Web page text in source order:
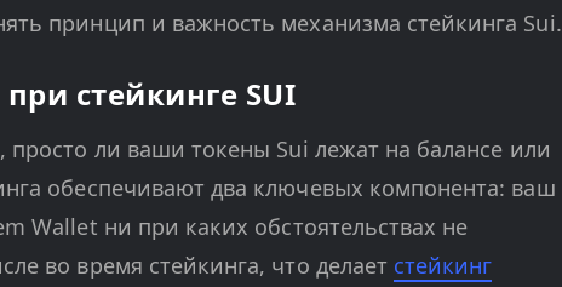
принцип и важность механизма стейкинга Sui.
стейкинге SUI
ли ваши токены Sui лежат на балансе или
обеспечивают два ключевых компонента: ваш
Wallet ни при каких обстоятельствах не
во время стейкинга, что делает стейкинг